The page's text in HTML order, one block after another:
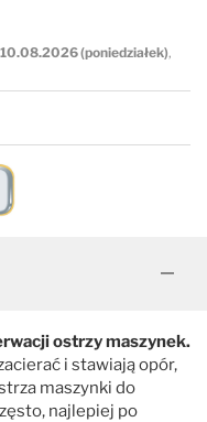
10.08.2026 (poniedziałek),
ostrzy maszynek.
i stawiają opór,
maszynki do
najlepiej po